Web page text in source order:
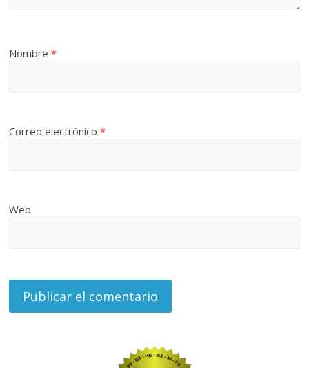
Nombre*
Correo electrónico*
Web